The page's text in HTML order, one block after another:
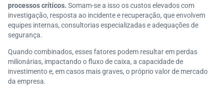
processos críticos. Somam-se a isso os custos elevados com
investigação, resposta ao incidente e recuperação, que envolvem
equipes internas, consultorias especializadas e adequações de
segurança.
Quando combinados, esses fatores podem resultar em perdas
milionárias, impactando o fluxo de caixa, a capacidade de
investimento e, em casos mais graves, o próprio valor de mercado
da empresa.